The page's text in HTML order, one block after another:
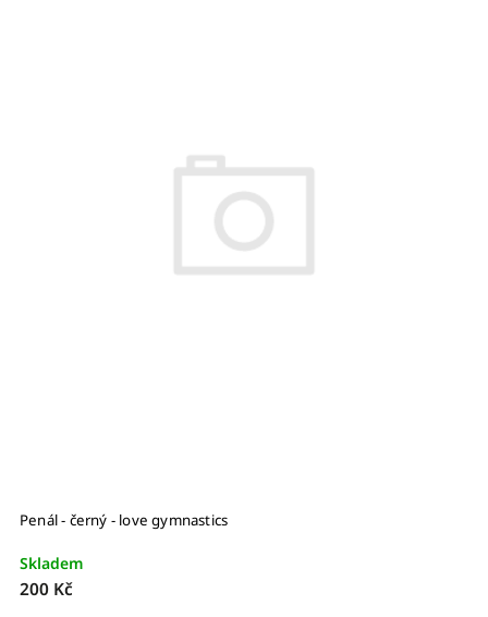
Penál - černý - love gymnastics
Skladem
200 Kč